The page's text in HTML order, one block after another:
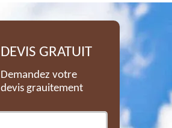
DEVIS GRATUIT
Demandez votre
devis grauitement